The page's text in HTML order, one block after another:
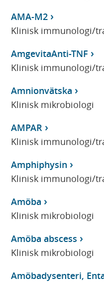
AMA-M2
Klinisk immunologi/
AmgevitaAnti-TNF
Klinisk immunologi/
Amnionvätska
Klinisk mikrobiologi
AMPAR
Klinisk immunologi/
Amphiphysin
Klinisk immunologi/
Amöba
Klinisk mikrobiologi
Amöba abscess
Klinisk mikrobiologi
Amöbadysenteri,